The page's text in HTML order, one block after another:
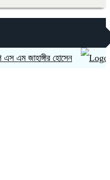
হোসেন ভারত